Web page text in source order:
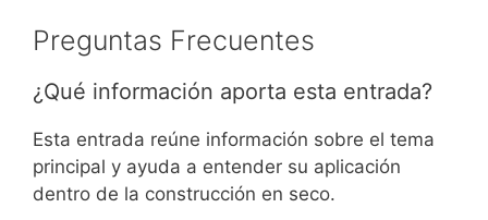
Preguntas Frecuentes
¿Qué información aporta esta entrada?
Esta entrada reúne información sobre el tema
principal y ayuda a entender su aplicación
dentro de la construcción en seco.